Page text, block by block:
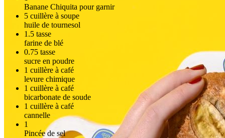
Banane Chiquita pour garnir
5 cuillère à soupe
huile de tournesol
1.5 tasse
farine de blé
0.75 tasse
sucre en poudre
1 cuillère à café
levure chimique
1 cuillère à café
bicarbonate de soude
1 cuillère à café
cannelle
1
Pincée de sel